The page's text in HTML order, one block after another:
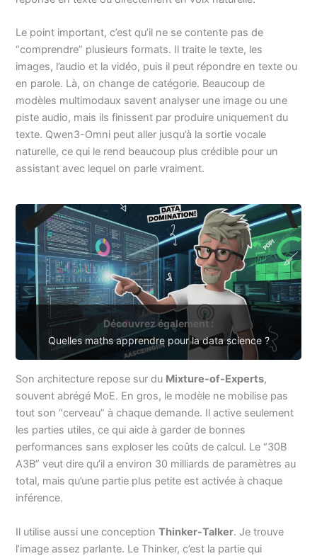
Le point important, c’est qu’il ne se contente pas de
“comprendre” plusieurs formats. Il traite le texte, les
images, l’audio et la vidéo, puis il peut répondre en texte ou
en parole. Là, on change de catégorie. Beaucoup de
modèles multimodaux savent analyser une image ou une
piste audio, mais ils finissent par produire uniquement du
texte. Qwen3-Omni peut aller jusqu’à la sortie vocale
naturelle, ce qui le rend beaucoup plus crédible pour un
assistant avec lequel on parle vraiment.
Découvrez également :
Quelles maths apprendre pour la data science ?
Son architecture repose sur du Mixture-of-Experts,
souvent abrégé MoE. En gros, le modèle ne mobilise pas
tout son “cerveau” à chaque demande. Il active seulement
les parties utiles, ce qui aide à garder de bonnes
performances sans exploser les coûts de calcul. Le “30B
A3B” veut dire qu’il a environ 30 milliards de paramètres au
total, mais qu’une partie plus petite est activée à chaque
inférence.
Il utilise aussi une conceptionThinker-Talker. Je trouve
l’image assez parlante. Le Thinker, c’est la partie qui